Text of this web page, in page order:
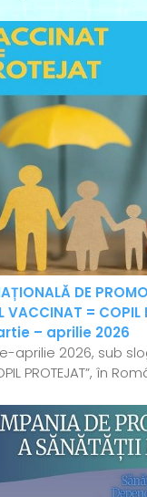
DE
VACCINAT = COPIL
– aprilie 2026
2026, sub
PROTEJAT”, în